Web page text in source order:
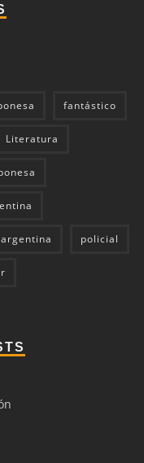
fantástico
Literatura
policial